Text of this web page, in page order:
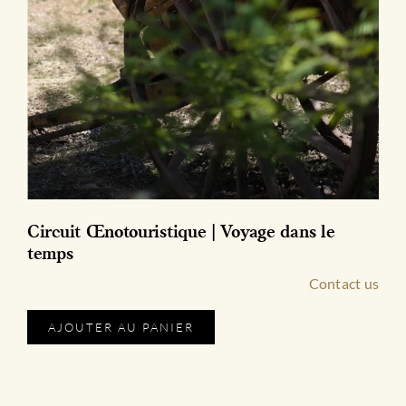
Circuit Œnotouristique | Voyage dans le
temps
Contact us
AJOUTER AU PANIER
produit